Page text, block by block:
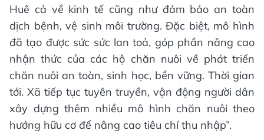
Huê cả về kinh tế cũng như đảm bảo an toàn
dịch bệnh, vệ sinh môi trường. Đặc biệt, mô hình
đã tạo được sức sức lan toả, góp phần nâng cao
nhận thức của các hộ chăn nuôi về phát triển
chăn nuôi an toàn, sinh học, bền vững. Thời gian
tới. Xã tiếp tục tuyên truyền, vận động người dân
xây dựng thêm nhiều mô hình chăn nuôi theo
hướng hữu cơ để nâng cao tiêu chí thu nhập”.